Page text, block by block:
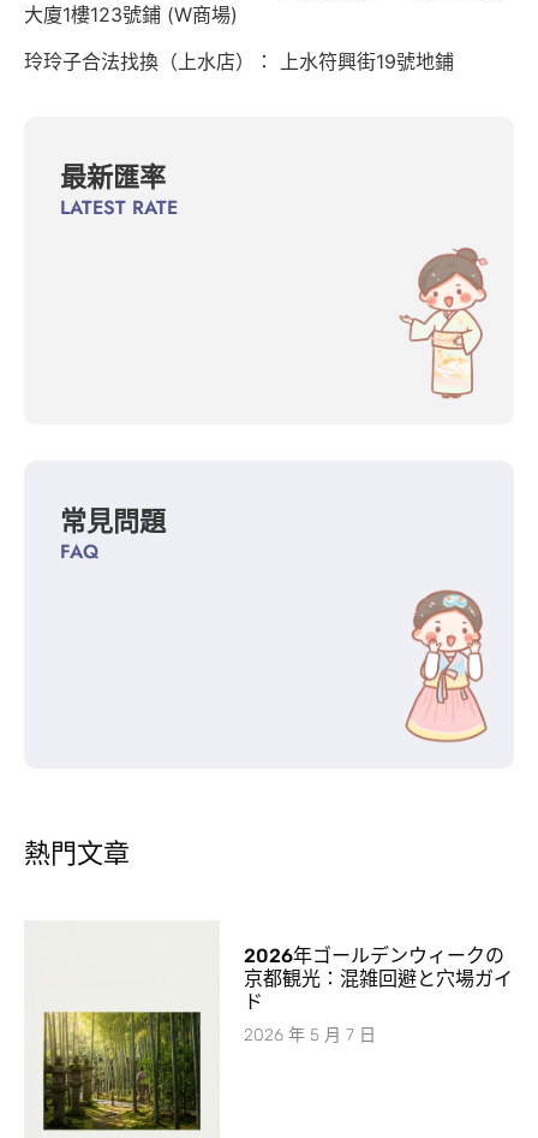
大廈1樓123號鋪 (W商場)
玲玲子合法找換（上水店）： 上水符興街19號地鋪
最新匯率
LATEST RATE
常見問題
FAQ
熱門文章
2026年ゴールデンウィークの
京都観光：混雑回避と穴場ガイ
ド
2026 年 5 月 7 日